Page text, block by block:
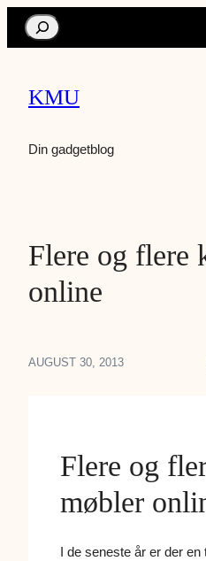
Search
KMU
Din gadgetblog
Flere og flere
online
AUGUST 30, 2013
Flere og
møbler
I de seneste år er der